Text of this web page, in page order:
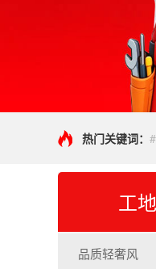
热门关键词：
工
品质轻奢风